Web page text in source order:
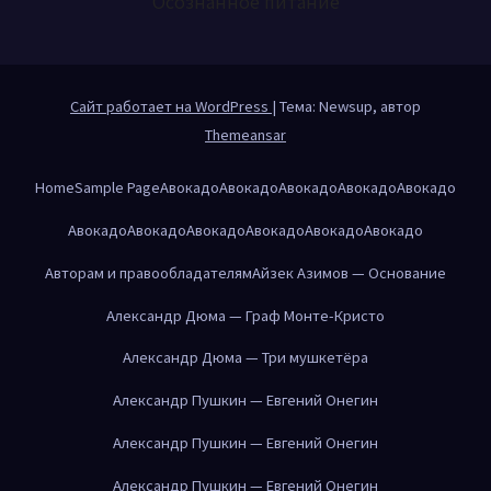
Сайт работает на WordPress | Тема: Newsup, автор
Themeansar
HomeSample PageАвокадоАвокадоАвокадоАвокадоАвокадо
АвокадоАвокадоАвокадоАвокадоАвокадоАвокадо
Авторам и правообладателямАйзек Азимов — Основание
Александр Дюма — Граф Монте-Кристо
Александр Дюма — Три мушкетёра
Александр Пушкин — Евгений Онегин
Александр Пушкин — Евгений Онегин
Александр Пушкин — Евгений Онегин